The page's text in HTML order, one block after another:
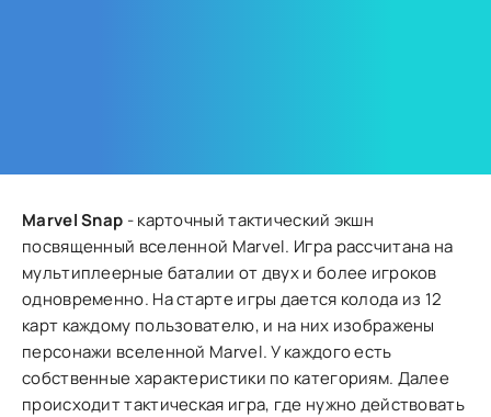
Marvel Snap - карточный тактический экшн
посвященный вселенной Marvel. Игра рассчитана на
мультиплеерные баталии от двух и более игроков
одновременно. На старте игры дается колода из 12
карт каждому пользователю, и на них изображены
персонажи вселенной Marvel. У каждого есть
собственные характеристики по категориям. Далее
происходит тактическая игра, где нужно действовать